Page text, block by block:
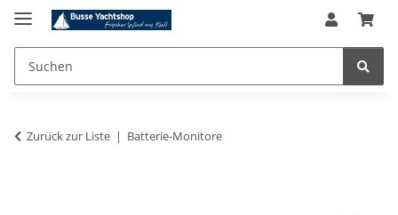
Zurück zur Liste Batterie-Monitore